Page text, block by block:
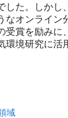
した。しかし
なオンライン
受賞を励みに
環境研究に活
域